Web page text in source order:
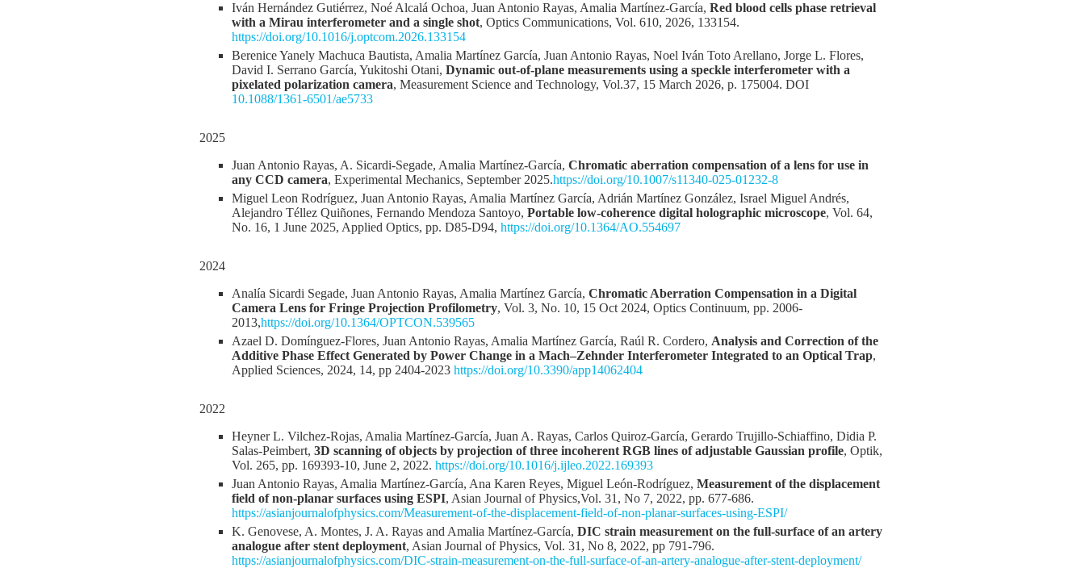
Iván Hernández Gutiérrez, Noé Alcalá Ochoa, Juan Antonio Rayas, Amalia Martínez-García, Red blood cells phase retrieval
with a Mirau interferometer and a single shot, Optics Communications, Vol. 610, 2026, 133154.
https://doi.org/10.1016/j.optcom.2026.133154
Berenice Yanely Machuca Bautista, Amalia Martínez García, Juan Antonio Rayas, Noel Iván Toto Arellano, Jorge L. Flores,
David I. Serrano García, Yukitoshi Otani, Dynamic out-of-plane measurements using a speckle interferometer with a
pixelated polarization camera, Measurement Science and Technology, Vol.37, 15 March 2026, p. 175004. DOI
10.1088/1361-6501/ae5733
2025
Juan Antonio Rayas, A. Sicardi-Segade, Amalia Martínez-García, Chromatic aberration compensation of a lens for use in
any CCD camera, Experimental Mechanics, September 2025.https://doi.org/10.1007/s11340-025-01232-8
Miguel Leon Rodríguez, Juan Antonio Rayas, Amalia Martínez García, Adrián Martínez González, Israel Miguel Andrés,
Alejandro Téllez Quiñones, Fernando Mendoza Santoyo, Portable low-coherence digital holographic microscope, Vol. 64,
No. 16, 1 June 2025, Applied Optics, pp. D85-D94, https://doi.org/10.1364/AO.554697
2024
Analía Sicardi Segade, Juan Antonio Rayas, Amalia Martínez García, Chromatic Aberration Compensation in a Digital
Camera Lens for Fringe Projection Profilometry, Vol. 3, No. 10, 15 Oct 2024, Optics Continuum, pp. 2006-
2013,https://doi.org/10.1364/OPTCON.539565
Azael D. Domínguez-Flores, Juan Antonio Rayas, Amalia Martínez García, Raúl R. Cordero, Analysis and Correction of the
Additive Phase Effect Generated by Power Change in a Mach–Zehnder Interferometer Integrated to an Optical Trap,
Applied Sciences, 2024, 14, pp 2404-2023 https://doi.org/10.3390/app14062404
2022
Heyner L. Vilchez-Rojas, Amalia Martínez-García, Juan A. Rayas, Carlos Quiroz-García, Gerardo Trujillo-Schiaffino, Didia P.
Salas-Peimbert, 3D scanning of objects by projection of three incoherent RGB lines of adjustable Gaussian profile, Optik,
Vol. 265, pp. 169393-10, June 2, 2022. https://doi.org/10.1016/j.ijleo.2022.169393
Juan Antonio Rayas, Amalia Martínez-García, Ana Karen Reyes, Miguel León-Rodríguez, Measurement of the displacement
field of non-planar surfaces using ESPI, Asian Journal of Physics,Vol. 31, No 7, 2022, pp. 677-686.
https://asianjournalofphysics.com/Measurement-of-the-displacement-field-of-non-planar-surfaces-using-ESPI/
K. Genovese, A. Montes, J. A. Rayas and Amalia Martínez-García, DIC strain measurement on the full-surface of an artery
analogue after stent deployment, Asian Journal of Physics, Vol. 31, No 8, 2022, pp 791-796.
https://asianjournalofphysics.com/DIC-strain-measurement-on-the-full-surface-of-an-artery-analogue-after-stent-deployment/